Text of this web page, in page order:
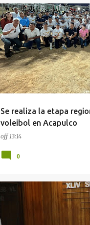
Se realiza la etapa
voleibol en Acapulco
off 13:14
ACAPULCO DEPORTES
0
SALUD